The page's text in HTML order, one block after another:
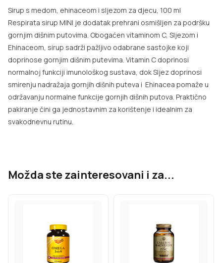
Sirup s medom, ehinaceom i sljezom za djecu, 100 ml
Respirata sirup MINI je dodatak prehrani osmišljen za podršku
gornjim dišnim putovima. Obogaćen vitaminom C, Sljezom i
Ehinaceom, sirup sadrži pažljivo odabrane sastojke koji
doprinose gornjim dišnim putevima. Vitamin C doprinosi
normalnoj funkciji imunološkog sustava, dok Sljez doprinosi
smirenju nadražaja gornjih dišnih puteva i Ehinacea pomaže u
održavanju normalne funkcije gornjih dišnih putova. Praktično
pakiranje čini ga jednostavnim za korištenje i idealnim za
svakodnevnu rutinu.
Možda ste zainteresovani i za...